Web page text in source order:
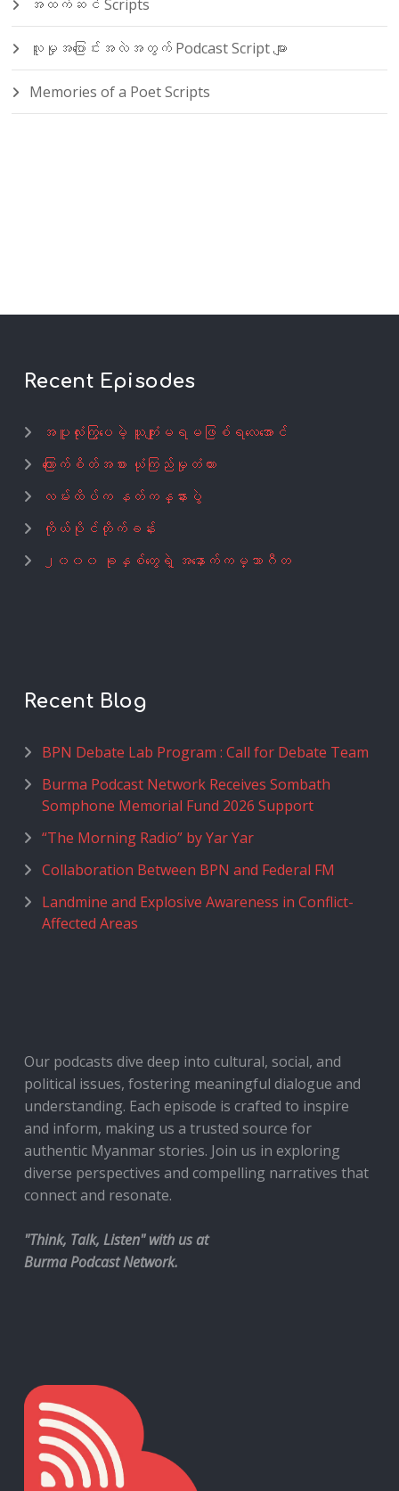
အထက်ဆင် Scripts
လူမှုအပြောင်းအလဲအတွက် Podcast Script များ
Memories of a Poet Scripts
Recent Episodes
အပူလုံးကြွပေမဲ့ ယူကျုံးမရမဖြစ်ရလေအောင်
ကြောက်စိတ်အစား ယုံကြည်မှုတံတား
လမ်းထိပ်က နတ်ကန္နားပွဲ
ကိုယ်ပိုင်တိုက်ခန်း
၂၀၀၀ ခုနှစ်တွေရဲ့ အနောက်ကမ္ဘာဂီတ
Recent Blog
BPN Debate Lab Program : Call for Debate Team
Burma Podcast Network Receives Sombath
Somphone Memorial Fund 2026 Support
“The Morning Radio” by Yar Yar
Collaboration Between BPN and Federal FM
Landmine and Explosive Awareness in Conflict-
Affected Areas
Our podcasts dive deep into cultural, social, and
political issues, fostering meaningful dialogue and
understanding. Each episode is crafted to inspire
and inform, making us a trusted source for
authentic Myanmar stories. Join us in exploring
diverse perspectives and compelling narratives that
connect and resonate.
"Think, Talk, Listen" with us at
Burma Podcast Network.